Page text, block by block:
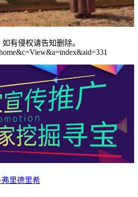
有侵权请告知删除。
弗里德里希